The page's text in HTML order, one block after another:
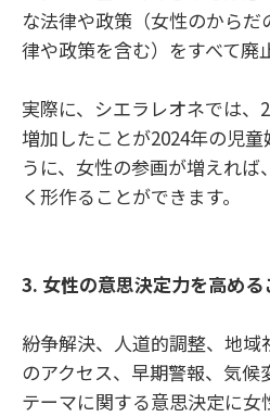
な法律や政策（女性のから
律や政策を含む）をすべて廃
実際に、シエラレオネでは、
増加したことが2024年の児
うに、女性の参画が増えれば
く形作ることができます。
3. 女性の意思決定力を高める
紛争解決、人道的調整、地
のアクセス、早期警報、気
テーマに関する意思決定に女